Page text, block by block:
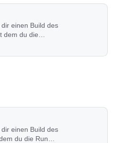
einen Build des
dem du die
einen Build des
du die Runde